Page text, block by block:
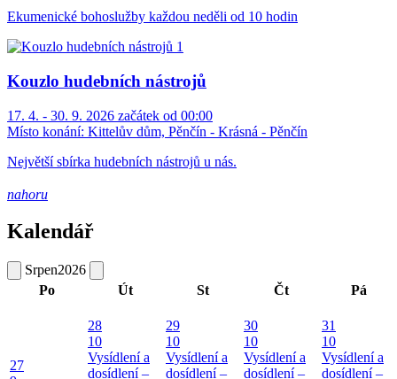
Ekumenické bohoslužby každou neděli od 10 hodin
Kouzlo hudebních nástrojů
17. 4. - 30. 9. 2026 začátek od 00:00
Místo konání: Kittelův dům, Pěnčín - Krásná - Pěnčín
Největší sbírka hudebních nástrojů u nás.
nahoru
Kalendář
Srpen2026
Po
Út St Čt Pá
27
28
10
Vysídlení a
dosídlení –
29
10
Vysídlení a
dosídlení –
30
10
Vysídlení a
dosídlení –
31
10
Vysídlení a
dosídlení –